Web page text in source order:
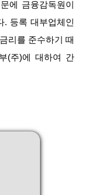
에 금융감독원이
. 등록 대부업체인
리를 준수하기 때
(주)에 대하여 간